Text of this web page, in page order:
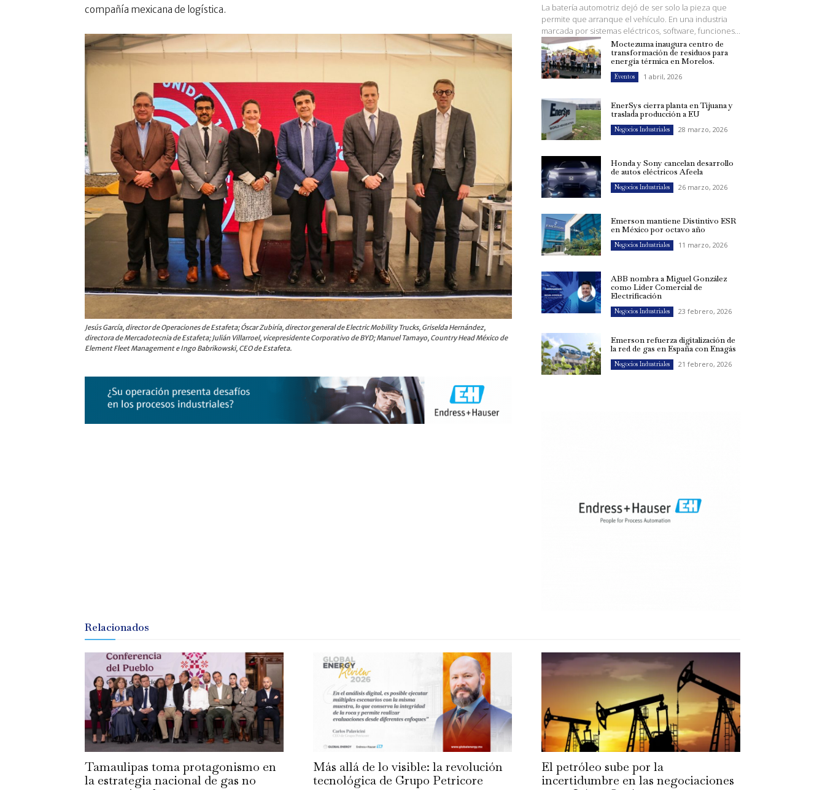
compañía mexicana de logística.
Jesús García, director de Operaciones de Estafeta; Óscar Zubiría, director general de Electric Mobility Trucks, Griselda Hernández,
directora de Mercadotecnia de Estafeta; Julián Villarroel, vicepresidente Corporativo de BYD; Manuel Tamayo, Country Head México de
Element Fleet Management e Ingo Babrikowski, CEO de Estafeta.
La batería automotriz dejó de ser solo la pieza que
permite que arranque el vehículo. En una industria
marcada por sistemas eléctricos, software, funciones...
Moctezuma inaugura centro de
transformación de residuos para
energía térmica en Morelos.
Eventos 1 abril, 2026
EnerSys cierra planta en Tijuana y
traslada producción a EU
Negocios Industriales 28 marzo, 2026
Honda y Sony cancelan desarrollo
de autos eléctricos Afeela
Negocios Industriales 26 marzo, 2026
Emerson mantiene Distintivo ESR
en México por octavo año
Negocios Industriales 11 marzo, 2026
ABB nombra a Miguel González
como Líder Comercial de
Electrificación
Negocios Industriales 23 febrero, 2026
Emerson refuerza digitalización de
la red de gas en España con Enagás
Negocios Industriales 21 febrero, 2026
Relacionados
Tamaulipas toma protagonismo en
la estrategia nacional de gas no
Más allá de lo visible: la revolución
tecnológica de Grupo Petricore
El petróleo sube por la
incertidumbre en las negociaciones